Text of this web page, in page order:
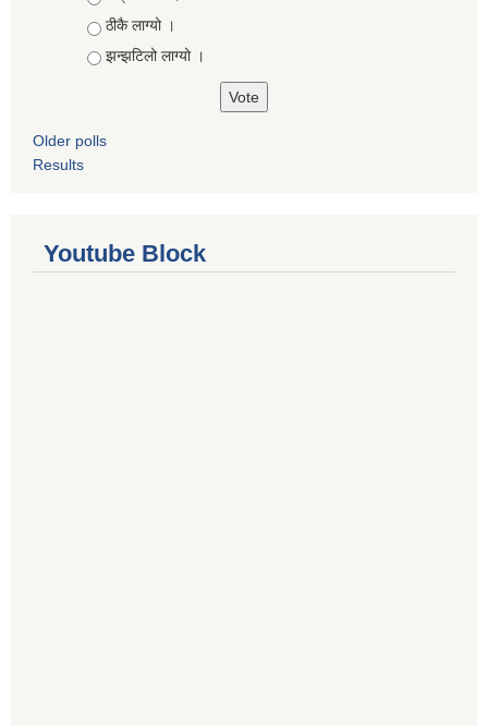
ठीकै लाग्यो ।
झन्झटिलो लाग्यो ।
Older polls
Results
Youtube Block